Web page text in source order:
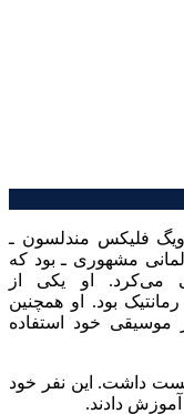
فلیکس مندلسون ـ
مشهوری ـ بود که
۱۸۰۹ تا ۱۸۴۷ زندگی می‌کرد. او یکی از
بود. او همچنین
موسیقی خود استفاده
داشت. این نفر خود
دادند.